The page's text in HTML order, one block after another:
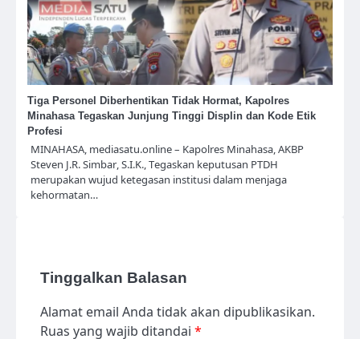
Tiga Personel Diberhentikan Tidak Hormat, Kapolres
Minahasa Tegaskan Junjung Tinggi Displin dan Kode Etik
Profesi
MINAHASA, mediasatu.online – Kapolres Minahasa, AKBP
Steven J.R. Simbar, S.I.K., Tegaskan keputusan PTDH
merupakan wujud ketegasan institusi dalam menjaga
kehormatan…
Tinggalkan Balasan
Alamat email Anda tidak akan dipublikasikan.
Ruas yang wajib ditandai *